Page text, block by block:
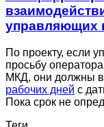
управляющих
По проекту, если
просьбу
МКД, они должны
рабочих дней с
Пока срок не